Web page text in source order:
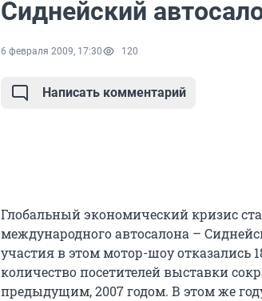
Сиднейский
6 февраля 2009, 17:30 120
Написать комментарий
Глобальный экономический кризис
международного автосалона –
участия в этом мотор-шоу отказались
количество посетителей выставки
предыдущим, 2007 годом. В этом же